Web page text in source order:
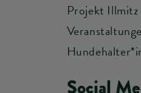
Projekt Illmitz
Social